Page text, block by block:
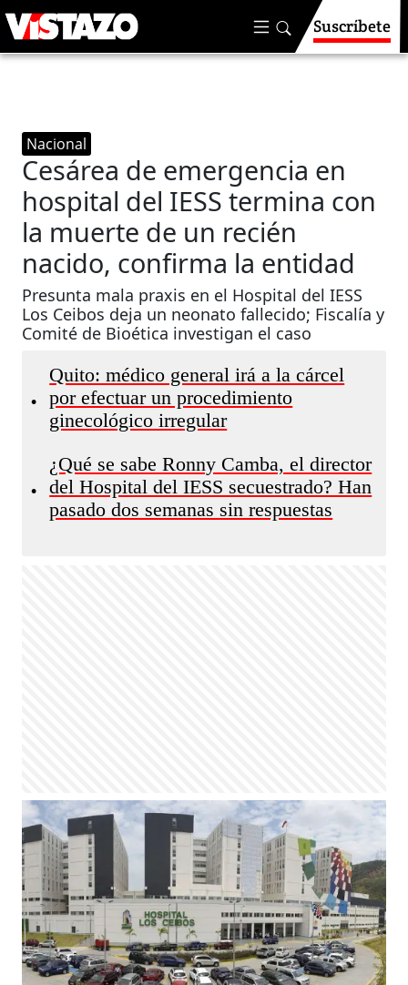
Suscríbete
Nacional
Cesárea de emergencia en
hospital del IESS termina con
la muerte de un recién
nacido, confirma la entidad
Presunta mala praxis en el Hospital del IESS
Los Ceibos deja un neonato fallecido; Fiscalía y
Comité de Bioética investigan el caso
•
Quito: médico general irá a la cárcel
por efectuar un procedimiento
ginecológico irregular
•
¿Qué se sabe Ronny Camba, el director
del Hospital del IESS secuestrado? Han
pasado dos semanas sin respuestas